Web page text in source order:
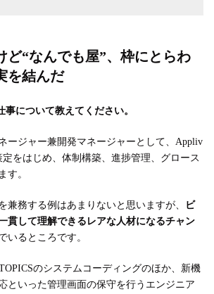
ど“なんでも屋”、枠にとらわ
を結んだ
について教えてください。
ージャー兼開発マネージャーとして、Appliv
定をはじめ、体制構築、進捗管理、グロース
す。
兼務する例はあまりないと思いますが、
ビ
貫して理解できるレアな人材になるチャン
いるところです。
のシステムコーディングのほか、新機
といった管理画面の保守を行うエンジニア